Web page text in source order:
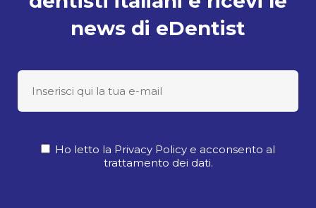
news di eDentist
Ho letto la Privacy Policy e acconsento al
trattamento dei dati.